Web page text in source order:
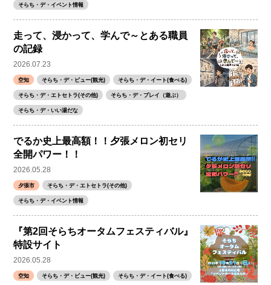
そらち・デ・イベント情報
走って、浸かって、学んで～とある職員
の記録
2026.07.23
空知 そらち・デ・ビュー(観光) そらち・デ・イート(食べる)
そらち・デ・エトセトラ(その他) そらち・デ・プレイ（遊ぶ）
そらち・デ・いい湯だな
でるか史上最高額！！夕張メロン初セリ
全開パワー！！
2026.05.28
夕張市 そらち・デ・エトセトラ(その他)
そらち・デ・イベント情報
『第2回そらちオータムフェスティバル』
特設サイト
2026.05.28
空知 そらち・デ・ビュー(観光) そらち・デ・イート(食べる)